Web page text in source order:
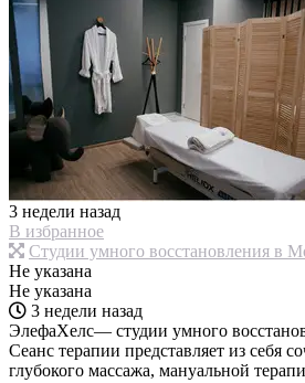
3 недели назад
В избранное
Студии умного восстановления в
Не указана
Не указана
3 недели назад
ЭлефаХелс— студии умного
Сеанс терапии представляет из себя
глубокого массажа, мануальной